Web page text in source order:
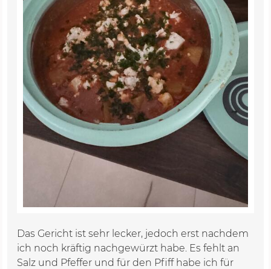
Das Gericht ist sehr lecker, jedoch erst nachdem
ich noch kräftig nachgewürzt habe. Es fehlt an
Salz und Pfeffer und für den Pfiff habe ich für